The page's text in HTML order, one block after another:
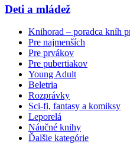
Deti a mládež
Knihorad – poradca kníh
Pre najmenších
Pre prvákov
Pre pubertiakov
Young Adult
Beletria
Rozprávky
Sci-fi, fantasy a komiksy
Leporelá
Náučné knihy
Ďalšie kategórie